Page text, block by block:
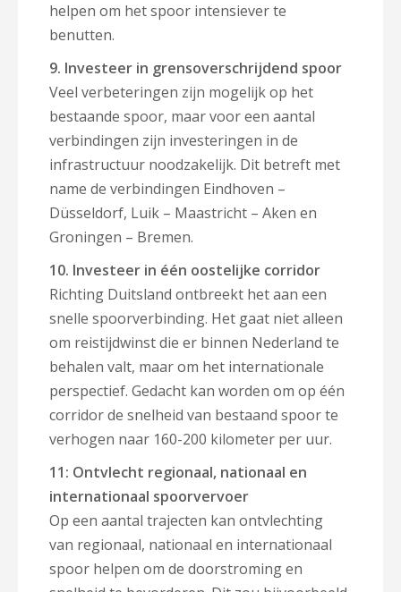
helpen om het spoor intensiever te
benutten.
9. Investeer in grensoverschrijdend spoor
Veel verbeteringen zijn mogelijk op het
bestaande spoor, maar voor een aantal
verbindingen zijn investeringen in de
infrastructuur noodzakelijk. Dit betreft met
name de verbindingen Eindhoven –
Düsseldorf, Luik – Maastricht – Aken en
Groningen – Bremen.
10. Investeer in één oostelijke corridor
Richting Duitsland ontbreekt het aan een
snelle spoorverbinding. Het gaat niet alleen
om reistijdwinst die er binnen Nederland te
behalen valt, maar om het internationale
perspectief. Gedacht kan worden om op één
corridor de snelheid van bestaand spoor te
verhogen naar 160-200 kilometer per uur.
11: Ontvlecht regionaal, nationaal en
internationaal spoorvervoer
Op een aantal trajecten kan ontvlechting
van regionaal, nationaal en internationaal
spoor helpen om de doorstroming en